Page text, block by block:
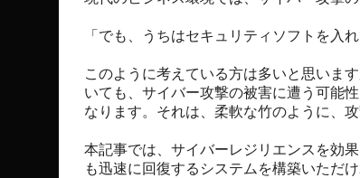
「でも、うちはセキュリティソフトを入
このように考えている方は多いと思いま
いても、サイバー攻撃の被害に遭う可能
なります。それは、柔軟な竹のように、
本記事では、サイバーレジリエンスを効
も迅速に回復するシステムを構築いただけ